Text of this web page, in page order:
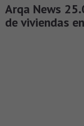
Arqa News
de viviendas